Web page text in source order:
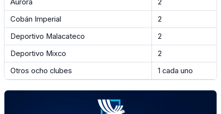
Aurora
2
Cobán Imperial
2
Deportivo Malacateco
2
Deportivo Mixco
2
Otros ocho clubes
1 cada uno